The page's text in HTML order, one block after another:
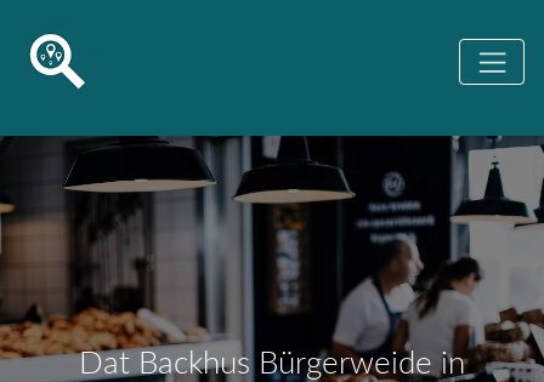
Dat Backhus Bürgerweide in